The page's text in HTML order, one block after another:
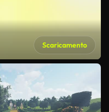
Scaricamento